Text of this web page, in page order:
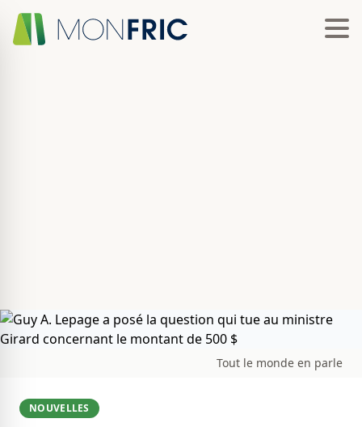
Tout le monde en parle
NOUVELLES